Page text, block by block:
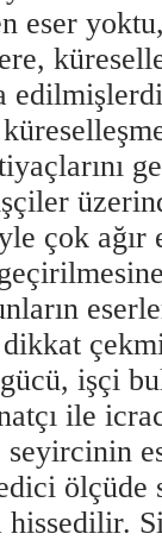
eser
çok ağır
işçi
ile
ölçüde
hissedilir.